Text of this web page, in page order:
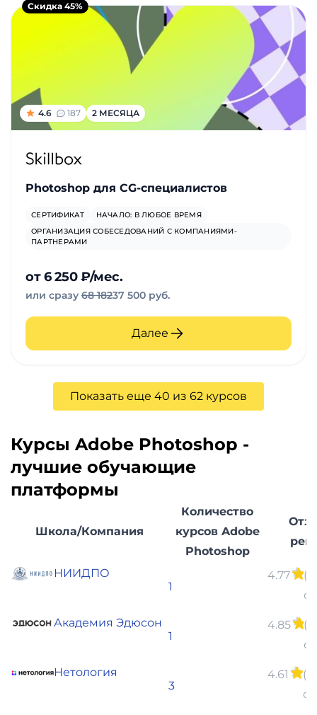
4.6 187 2 МЕСЯЦА
Photoshop для CG-специалистов
СЕРТИФИКАТ
НАЧАЛО: В ЛЮБОЕ ВРЕМЯ
ОРГАНИЗАЦИЯ СОБЕСЕДОВАНИЙ С КОМПАНИЯМИ-
ПАРТНЕРАМИ
от 6 250 ₽/мес.
или сразу 68 18237 500 руб.
Далее
Скидка 45%
Показать еще 40 из 62 курсов
Курсы Adobe Photoshop -
лучшие обучающие
платформы
Школа/Компания
Количество
курсов Adobe
Photoshop
НИИДПО
1
4.77
Академия Эдюсон
1
4.85
Нетология
3
4.61